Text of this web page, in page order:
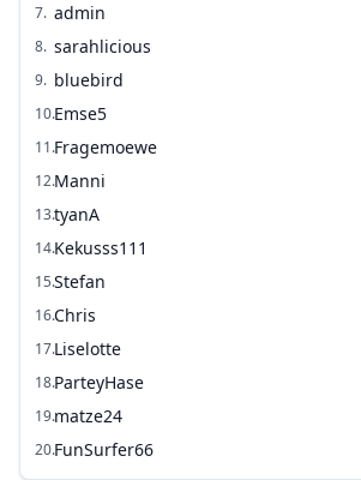
7. admin
8. sarahlicious
9. bluebird
10.Emse5
11.Fragemoewe
12.Manni
13.tyanA
14.Kekusss111
15.Stefan
16.Chris
17.Liselotte
18.ParteyHase
19.matze24
20.FunSurfer66